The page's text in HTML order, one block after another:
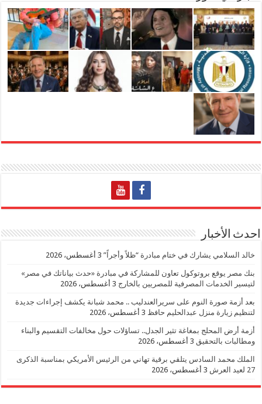
احدث الأخبار
خالد السلامي يشارك في ختام مبادرة “ظلاً وأجراً” 3 أغسطس، 2026
بنك مصر يوقع بروتوكول تعاون للمشاركة في مبادرة «حدث بياناتك في مصر»
لتيسير الخدمات المصرفية للمصريين بالخارج 3 أغسطس، 2026
بعد أزمة صورة النوم على سريرالعندليب .. محمد شبانة يكشف إجراءات جديدة
لتنظيم زيارة منزل عبدالحليم حافظ 3 أغسطس، 2026
أزمة أرض المحلج بمغاغة تثير الجدل.. تساؤلات حول مخالفات التقسيم والبناء
ومطالبات بالتحقيق 3 أغسطس، 2026
الملك محمد السادس يتلقي برقية تهاني من الرئيس الأمريكي بمناسبة الذكرى
27 لعيد العرش
3 أغسطس، 2026